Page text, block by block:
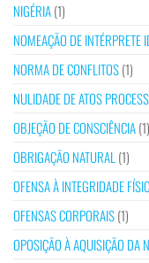
NIGÉRIA(1)
NOMEAÇÃO DE INTÉRPRETE
NORMA DE CONFLITOS(1)
NULIDADE DE ATOS
OBJEÇÃO DE CONSCIÊNCIA(1)
OBRIGAÇÃO NATURAL(1)
OFENSA À INTEGRIDADE
OFENSAS CORPORAIS(1)
OPOSIÇÃO À AQUISIÇÃO DA